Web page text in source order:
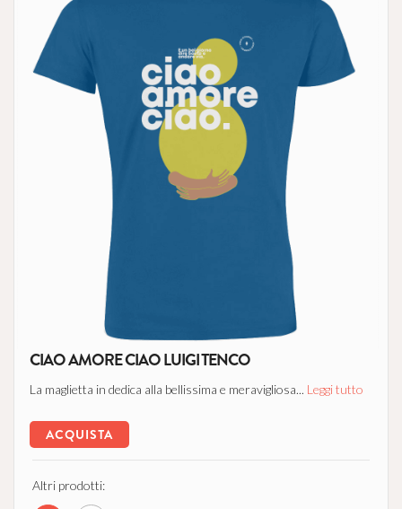
CIAO AMORE CIAO LUIGI TENCO
La maglietta in dedica alla bellissima e meravigliosa... Leggi tutto
ACQUISTA
Altri prodotti: